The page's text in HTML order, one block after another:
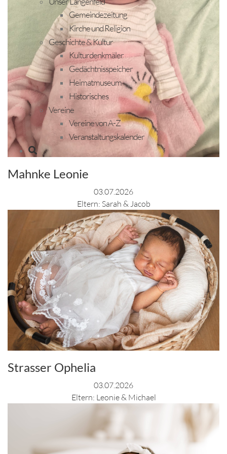
Gemeindezeitung
Kirche und Religion
Geschichte & Kultur
Kulturdenkmäler
Gedächtnisspeicher
Heimatmuseum
Historisches
Vereine
Vereine von A-Z
Veranstaltungskalender
Mahnke Leonie
03.07.2026
Eltern: Sarah & Jacob
Strasser Ophelia
03.07.2026
Eltern: Leonie & Michael